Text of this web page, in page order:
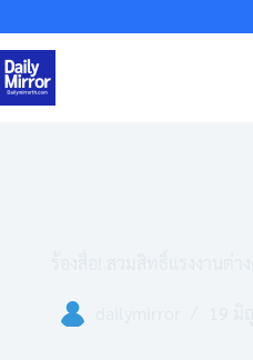
to
content